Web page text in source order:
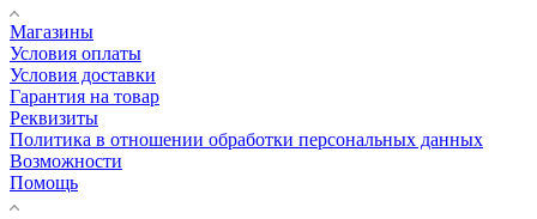
Магазины
Условия оплаты
Условия доставки
Гарантия на товар
Реквизиты
Политика в отношении обработки персональных данных
Возможности
Помощь